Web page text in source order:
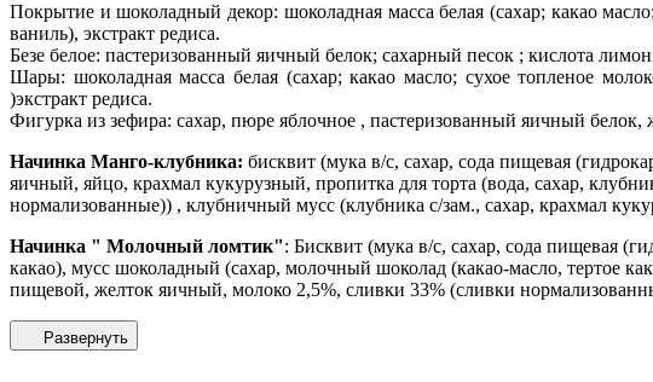
Покрытие и шоколадный декор: шоколадная масса белая (сахар; какао
ваниль), экстракт редиса.
Безе белое: пастеризованный яичный белок; сахарный песок ; кислота
Шары: шоколадная масса белая (сахар; какао масло; сухое топленое
)экстракт редиса.
Фигурка из зефира: сахар, пюре яблочное , пастеризованный яичный
Начинка Манго-клубника: бисквит (мука в/с, сахар, сода пищевая
яичный, яйцо, крахмал кукурузный, пропитка для торта (вода, сахар,
нормализованные)) , клубничный мусс (клубника с/зам., сахар, крахмал
Начинка " Молочный ломтик": Бисквит (мука в/с, сахар, сода пищевая
какао), мусс шоколадный (сахар, молочный шоколад (какао-масло, тертое
пищевой, желток яичный, молоко 2,5%, сливки 33% (сливки
Развернуть